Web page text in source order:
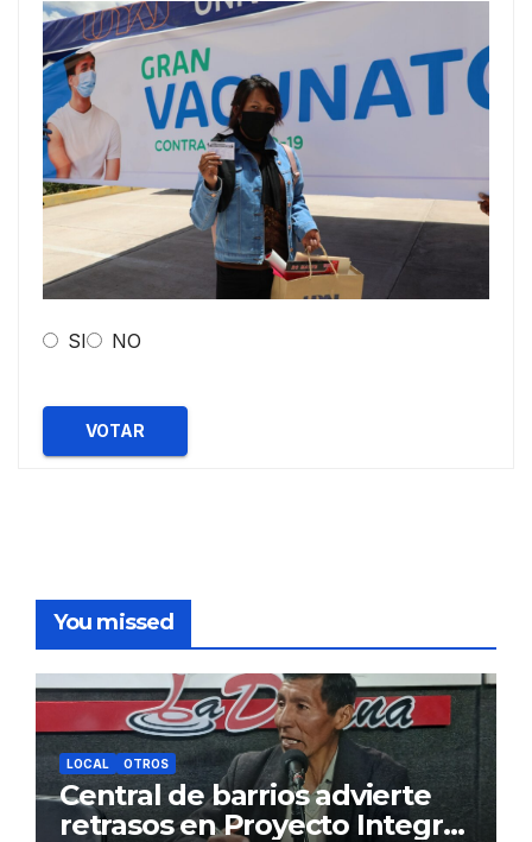
SI NO
VOTAR
You missed
LOCAL OTROS
Central de barrios advierte
retrasos en Proyecto Integral